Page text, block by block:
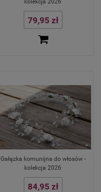
79,95 zł
Gałązka komunijna do włosów -
kolekcja 2026
84,95 zł